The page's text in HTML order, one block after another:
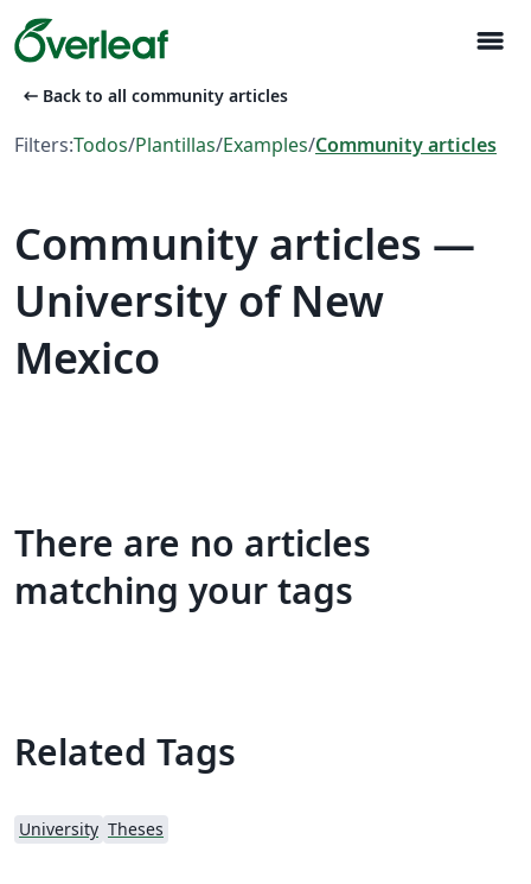
menu
arrow_left_alt Back to all community articles
Filters:Todos/Plantillas/Examples/Community articles
Community articles —
University of New
Mexico
There are no articles
matching your tags
Related Tags
University Theses